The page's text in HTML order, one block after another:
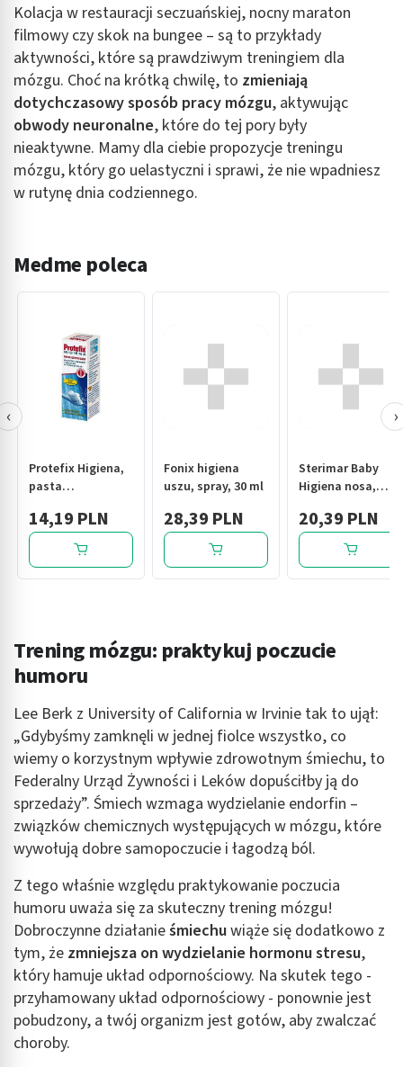
Kolacja w restauracji seczuańskiej, nocny maraton
filmowy czy skok na bungee – są to przykłady
aktywności, które są prawdziwym treningiem dla
mózgu. Choć na krótką chwilę, to zmieniają
dotychczasowy sposób pracy mózgu, aktywując
obwody neuronalne, które do tej pory były
nieaktywne. Mamy dla ciebie propozycje treningu
mózgu, który go uelastyczni i sprawi, że nie wpadniesz
w rutynę dnia codziennego.
Medme poleca
Protefix Higiena,
pasta
protez, 75 ml
14,19 PLN
Fonix higiena
uszu, spray, 30 ml
28,39 PLN
Sterimar Baby
Higiena nosa,
20,39 PLN
‹ ›
Trening mózgu: praktykuj poczucie
humoru
Lee Berk z University of California w Irvinie tak to ujął:
„Gdybyśmy zamknęli w jednej fiolce wszystko, co
wiemy o korzystnym wpływie zdrowotnym śmiechu, to
Federalny Urząd Żywności i Leków dopuściłby ją do
sprzedaży”. Śmiech wzmaga wydzielanie endorfin –
związków chemicznych występujących w mózgu, które
wywołują dobre samopoczucie i łagodzą ból.
Z tego właśnie względu praktykowanie poczucia
humoru uważa się za skuteczny trening mózgu!
Dobroczynne działanieśmiechuwiąże się dodatkowo z
tym, że zmniejsza on wydzielanie hormonu stresu,
który hamuje układ odpornościowy. Na skutek tego -
przyhamowany układ odpornościowy - ponownie jest
pobudzony, a twój organizm jest gotów, aby zwalczać
choroby.